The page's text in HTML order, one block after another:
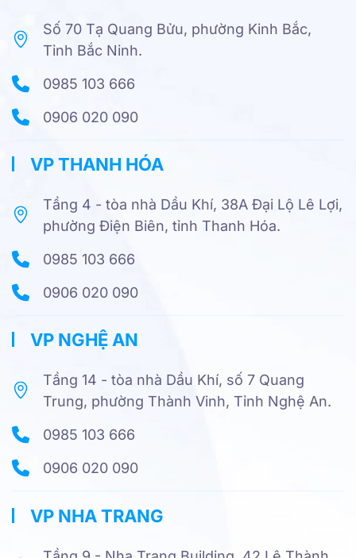
Số 70 Tạ Quang Bửu, phường Kinh Bắc,
Tỉnh Bắc Ninh.
0985 103 666
0906 020 090
VP THANH HÓA
Tầng 4 - tòa nhà Dầu Khí, 38A Đại Lộ Lê Lợi,
phường Điện Biên, tỉnh Thanh Hóa.
0985 103 666
0906 020 090
VP NGHỆ AN
Tầng 14 - tòa nhà Dầu Khí, số 7 Quang
Trung, phường Thành Vinh, Tỉnh Nghệ An.
0985 103 666
0906 020 090
VP NHA TRANG